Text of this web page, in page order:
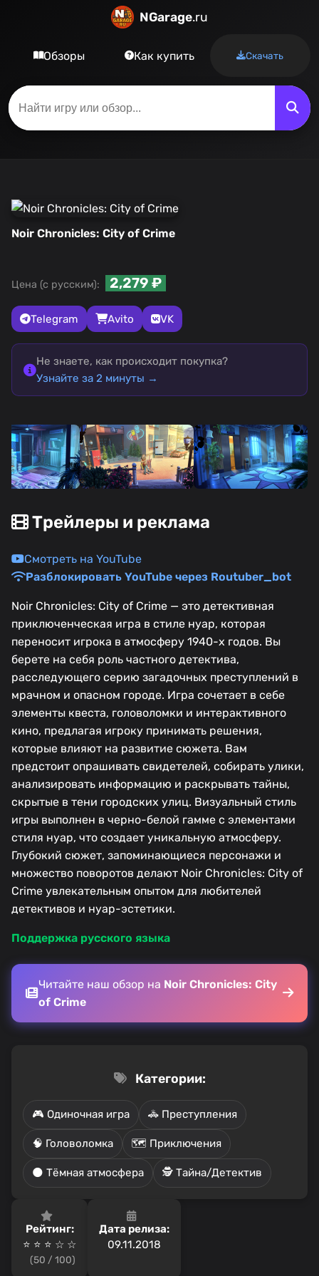
NGarage.ru
Обзоры Как купить Скачать
Noir Chronicles: City of Crime
Цена (с русским): 2,279 ₽
Telegram Avito VK
Не знаете, как происходит покупка?
Узнайте за 2 минуты →
Трейлеры и реклама
Смотреть на YouTube
Разблокировать YouTube через Routuber_bot
Noir Chronicles: City of Crime — это детективная
приключенческая игра в стиле нуар, которая
переносит игрока в атмосферу 1940-х годов. Вы
берете на себя роль частного детектива,
расследующего серию загадочных преступлений в
мрачном и опасном городе. Игра сочетает в себе
элементы квеста, головоломки и интерактивного
кино, предлагая игроку принимать решения,
которые влияют на развитие сюжета. Вам
предстоит опрашивать свидетелей, собирать улики,
анализировать информацию и раскрывать тайны,
скрытые в тени городских улиц. Визуальный стиль
игры выполнен в черно-белой гамме с элементами
стиля нуар, что создает уникальную атмосферу.
Глубокий сюжет, запоминающиеся персонажи и
множество поворотов делают Noir Chronicles: City of
Crime увлекательным опытом для любителей
детективов и нуар-эстетики.
Поддержка русского языка
Читайте наш обзор на Noir Chronicles: City
of Crime
Категории:
🎮 Одиночная игра 🚓 Преступления
🧠 Головоломка 🗺️ Приключения
🌑 Тёмная атмосфера 🕵️ Тайна/Детектив
Рейтинг:
⭐ ⭐ ⭐️ ☆ ☆
(50 / 100)
Дата релиза:
09.11.2018